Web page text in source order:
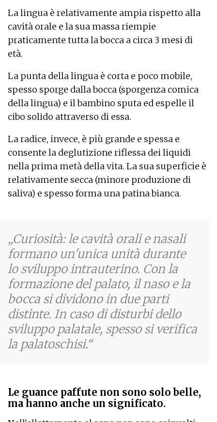
La lingua è relativamente ampia rispetto alla
cavità orale e la sua massa riempie
praticamente tutta la bocca a circa 3 mesi di
età.
La punta della lingua è corta e poco mobile,
spesso sporge dalla bocca (sporgenza comica
della lingua) e il bambino sputa ed espelle il
cibo solido attraverso di essa.
La radice, invece, è più grande e spessa e
consente la deglutizione riflessa dei liquidi
nella prima metà della vita. La sua superficie è
relativamente secca (minore produzione di
saliva) e spesso forma una patina bianca.
Curiosità: le cavità orali e nasali
formano un'unica unità durante
lo sviluppo intrauterino. Con la
formazione del palato, il naso e la
bocca si dividono in due parti
distinte. In caso di disturbi dello
sviluppo palatale, spesso si verifica
la palatoschisi.
Le guance paffute non sono solo belle,
ma hanno anche un significato.